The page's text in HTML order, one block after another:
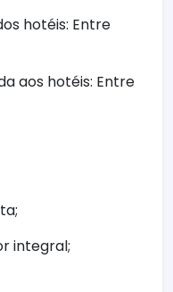
hotéis: Entre
aos hotéis: Entre
integral;